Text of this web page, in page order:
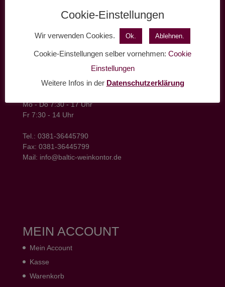
Tel.: 0381 37 50 77 22
Öffnungszeiten:
Sa 11 - 17 Uhr
18182 Bentwisch
Mo - Do 7:30 - 17 Uhr
Fr 7:30 - 14 Uhr
Tel.: 0381-36445790
Fax: 0381-36445799
Mail: info@baltic-weinkontor.de
MEIN ACCOUNT
Mein Account
Kasse
Warenkorb
Cookie-Einstellungen
Wir verwenden Cookies. Ok. Ablehnen.
Cookie-Einstellungen selber vornehmen: Cookie
Einstellungen
Weitere Infos in der Datenschutzerklärung